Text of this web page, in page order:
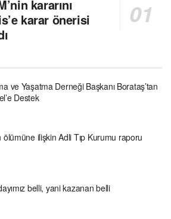
kararını
karar önerisi
ve Yaşatma Derneği Başkanı Borataş’tan
Destek
ölümüne ilişkin Adli Tıp Kurumu raporu
belli, yani kazanan belli